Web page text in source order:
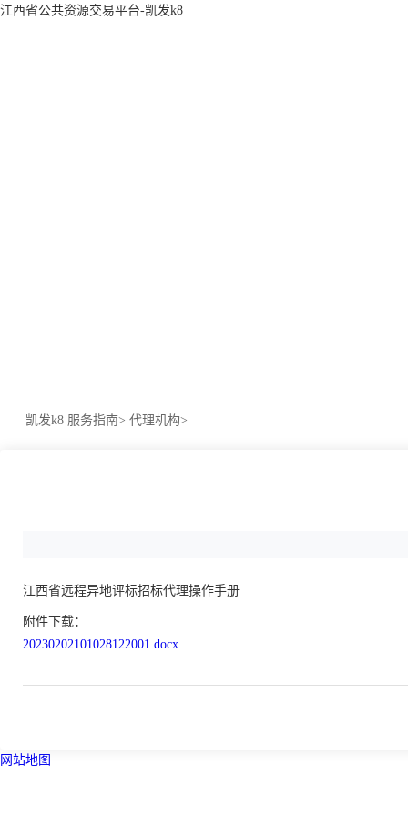
江西省公共资源交易平台-凯发k8
凯发k8 服务指南> 代理机构>
江西省远程异地评标招标代理操作手册
附件下载：
20230202101028122001.docx
网站地图